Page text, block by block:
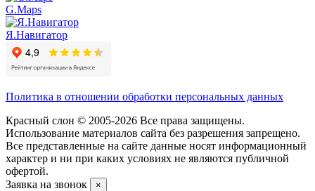
G.Maps
Я.Навигатор
Политика в отношении обработки персональных данных
Красный слон © 2005-2026 Все права защищены.
Использование материалов сайта без разрешения запрещено.
Все представленные на сайте данные носят информационный
характер и ни при каких условиях не являются публичной
офертой.
Заявка на звонок
×